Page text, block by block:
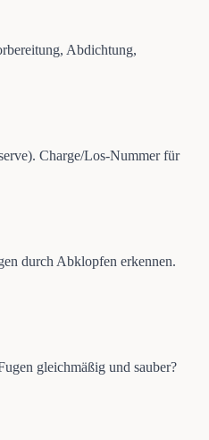
Abdichtung,
Charge/Los-Nummer für
durch Abklopfen erkennen.
gleichmäßig und sauber?